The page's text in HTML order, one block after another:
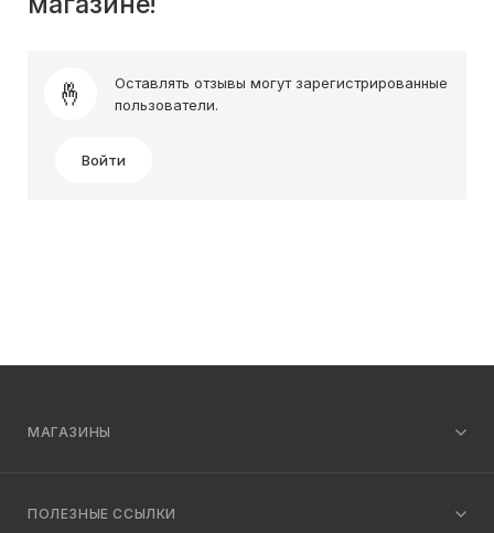
Оставлять отзывы могут зарегистрированные
пользователи.
Войти
МАГАЗИНЫ
ПОЛЕЗНЫЕ ССЫЛКИ